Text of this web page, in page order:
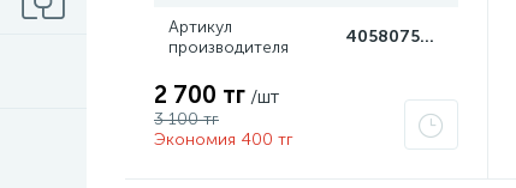
Артикул
производителя
4058075499201
2 700 тг /шт
3 100 тг
Экономия 400 тг